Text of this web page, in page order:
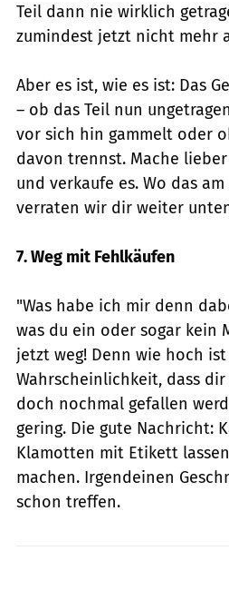
Teil dann nie wirklich
zumindest jetzt nicht mehr
Aber es ist, wie es ist: Das
– ob das Teil nun
vor sich hin gammelt oder
davon trennst. Mache
und verkaufe es. Wo das
verraten wir dir weiter
7. Weg mit Fehlkäufen
"Was habe ich mir denn
was du ein oder sogar kein
jetzt weg! Denn wie hoch
Wahrscheinlichkeit, dass
doch nochmal gefallen
gering. Die gute Nachricht:
Klamotten mit Etikett
machen. Irgendeinen
schon treffen.